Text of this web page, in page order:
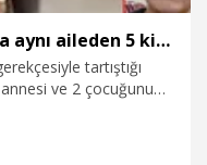
Yargıtay, gürültü kavgasında aynı aileden 5 kişiyi öldüren sanık hakkındaki kararı bozdu
tartıştığı
ve 2 çocuğunu